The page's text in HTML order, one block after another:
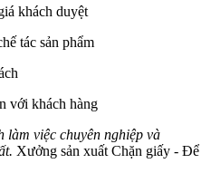
khách duyệt
tác sản phẩm
với khách hàng
làm việc chuyên nghiệp và
Xưởng sản xuất Chặn giấy - Để